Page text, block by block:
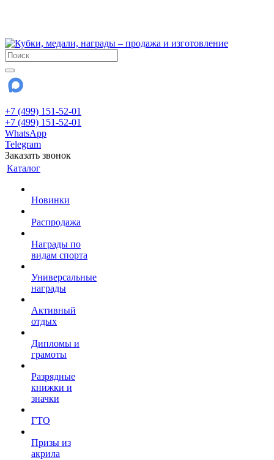
+7 (499) 151-52-01
+7 (499) 151-52-01
WhatsApp
Telegram
Заказать звонок
Каталог
Новинки
Распродажа
Награды по
видам спорта
Универсальные
награды
Активный
отдых
Дипломы и
грамоты
Разрядные
книжки и
значки
ГТО
Призы из
акрила